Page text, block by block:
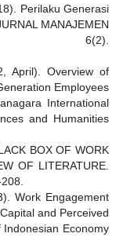
Perilaku Generasi
MANAJEMEN
6(2).
April). Overview of
Employees
International
and Humanities
BOX OF WORK
OF LITERATURE.
Work Engagement
and Perceived
Economy